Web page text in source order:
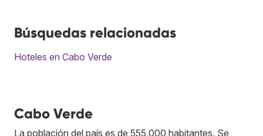
Búsquedas relacionadas
Hoteles en Cabo Verde
Cabo Verde
La población del país es de 555.000 habitantes. Se